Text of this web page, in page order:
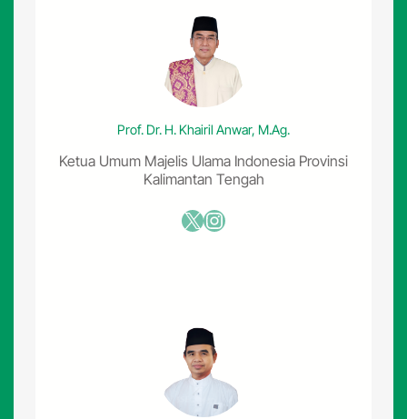
u
r
u
I
K
o
t
a
P
a
R
a
y
Prof. Dr. H. Khairil Anwar, M.Ag.
Ketua Umum Majelis Ulama Indonesia Provinsi
Kalimantan Tengah
X Instagram